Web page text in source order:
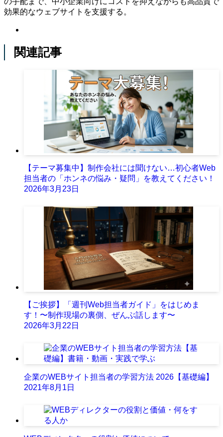
効果的なウェブサイトを支援する。
関連記事
【テーマ募集中】制作会社には聞けない…初心者Web
担当者の「ホンネの悩み・疑問」を教えてください！
2026年3月23日
【ご挨拶】「週刊Web担当者ガイド」をはじめま
す！〜制作現場の裏側、ぜんぶ話します〜
2026年3月22日
企業のWEBサイト担当者の学習方法 2026【基礎編】
2021年8月1日